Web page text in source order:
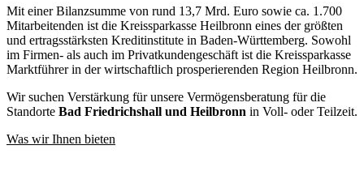
Mit einer Bilanzsumme von rund 13,7 Mrd. Euro sowie ca. 1.700
Mitarbeitenden ist die Kreissparkasse Heilbronn eines der größten
und ertragsstärksten Kreditinstitute in Baden-Württemberg. Sowohl
im Firmen- als auch im Privatkundengeschäft ist die Kreissparkasse
Marktführer in der wirtschaftlich prosperierenden Region Heilbronn.
Wir suchen Verstärkung für unsere Vermögensberatung für die
Standorte Bad Friedrichshall und Heilbronn in Voll- oder Teilzeit.
Was wir Ihnen bieten